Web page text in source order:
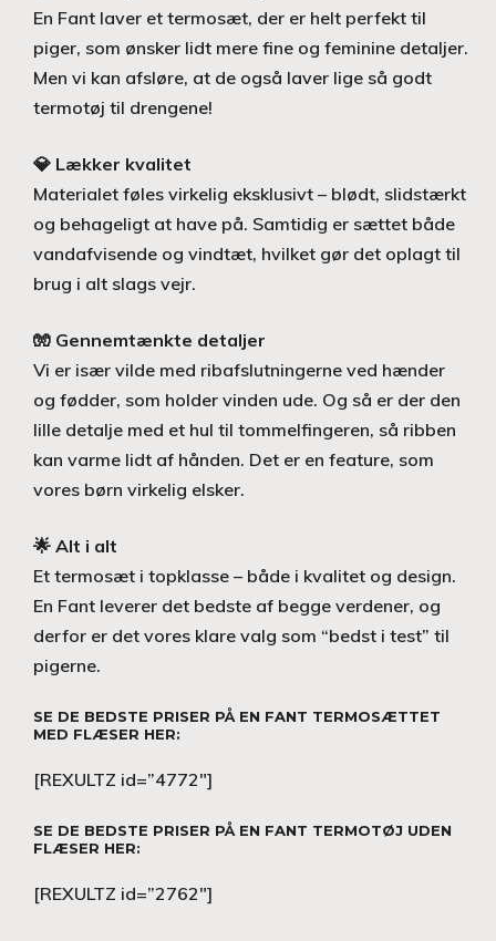
En Fant laver et termosæt, der er helt perfekt til
piger, som ønsker lidt mere fine og feminine detaljer.
Men vi kan afsløre, at de også laver lige så godt
termotøj til drengene!
💎 Lækker kvalitet
Materialet føles virkelig eksklusivt – blødt, slidstærkt
og behageligt at have på. Samtidig er sættet både
vandafvisende og vindtæt, hvilket gør det oplagt til
brug i alt slags vejr.
🧤 Gennemtænkte detaljer
Vi er især vilde med ribafslutningerne ved hænder
og fødder, som holder vinden ude. Og så er der den
lille detalje med et hul til tommelfingeren, så ribben
kan varme lidt af hånden. Det er en feature, som
vores børn virkelig elsker.
🌟 Alt i alt
Et termosæt i topklasse – både i kvalitet og design.
En Fant leverer det bedste af begge verdener, og
derfor er det vores klare valg som “bedst i test” til
pigerne.
SE DE BEDSTE PRISER PÅ EN FANT TERMOSÆTTET
MED FLÆSER HER:
[REXULTZ id=”4772″]
SE DE BEDSTE PRISER PÅ EN FANT TERMOTØJ UDEN
FLÆSER HER:
[REXULTZ id=”2762″]